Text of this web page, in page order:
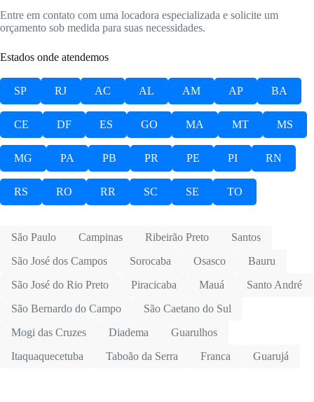
Entre em contato com uma locadora especializada e solicite um
orçamento sob medida para suas necessidades.
Estados onde atendemos
SP RJ AC AL AM AP BA
CE DF ES GO MA MT MS
MG PA PB PR PE PI RN
RS RO RR SC SE TO
São Paulo Campinas Ribeirão Preto
Santos
São José dos Campos
Sorocaba Osasco
Bauru
São José do Rio Preto
Piracicaba Mauá
Santo André
São Bernardo do Campo
São Caetano do Sul
Mogi das Cruzes
Diadema
Guarulhos
Itaquaquecetuba
Taboão da Serra Franca Guarujá